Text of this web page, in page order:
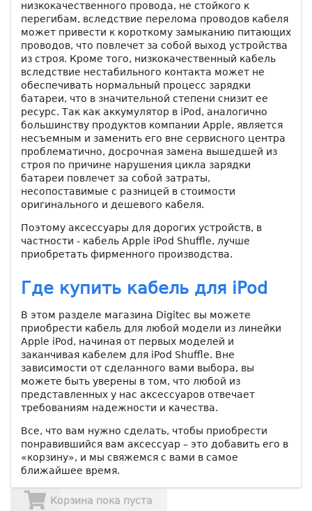
низкокачественного провода, не стойкого к
перегибам, вследствие перелома проводов кабеля
может привести к короткому замыканию питающих
проводов, что повлечет за собой выход устройства
из строя. Кроме того, низкокачественный кабель
вследствие нестабильного контакта может не
обеспечивать нормальный процесс зарядки
батареи, что в значительной степени снизит ее
ресурс. Так как аккумулятор в iPod, аналогично
большинству продуктов компании Apple, является
несъемным и заменить его вне сервисного центра
проблематично, досрочная замена вышедшей из
строя по причине нарушения цикла зарядки
батареи повлечет за собой затраты,
несопоставимые с разницей в стоимости
оригинального и дешевого кабеля.
Поэтому аксессуары для дорогих устройств, в
частности - кабель Apple iPod Shuffle, лучше
приобретать фирменного производства.
Где купить кабель для iРod
В этом разделе магазина Digiteс вы можете
приобрести кабель для любой модели из линейки
Apple iPod, начиная от первых моделей и
заканчивая кабелем для iРod Shuffle. Вне
зависимости от сделанного вами выбора, вы
можете быть уверены в том, что любой из
представленных у нас аксессуаров отвечает
требованиям надежности и качества.
Все, что вам нужно сделать, чтобы приобрести
понравившийся вам аксессуар – это добавить его в
«корзину», и мы свяжемся с вами в самое
ближайшее время.
Корзина пока пуста